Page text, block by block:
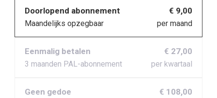
Doorlopend abonnement
Maandelijks opzegbaar
€ 9,00
per maand
Eenmalig betalen
3 maanden PAL-abonnement
€ 27,00
per kwartaal
Geen gedoe € 108,00